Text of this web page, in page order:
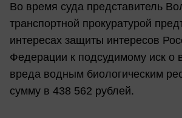
Во время суда представитель
транспортной прокуратурой
интересах защиты интересов
Федерации к подсудимому иск о
вреда водным биологическим
сумму в 438 562 рублей.